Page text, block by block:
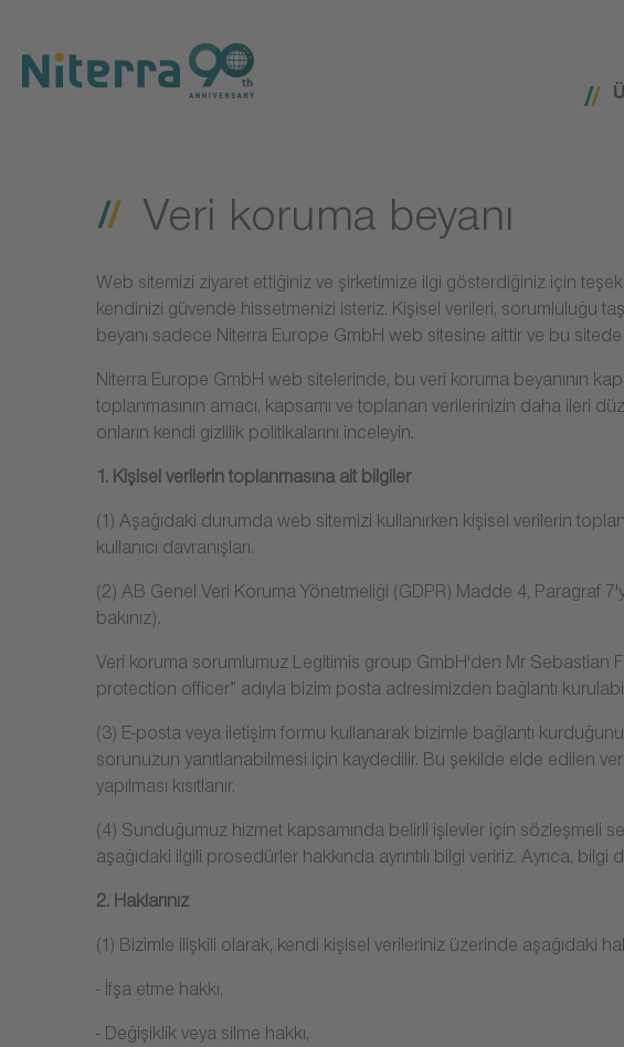
main
navigation
main
content
footer
Veri koruma beyanı
Web sitemizi ziyaret ettiğiniz ve şirketimize ilgi gösterdiğiniz için
kendinizi güvende hissetmenizi isteriz. Kişisel verileri, sorumluluğu
beyanı sadece Niterra Europe GmbH web sitesine aittir ve bu
Niterra Europe GmbH web sitelerinde, bu veri koruma beyanının
toplanmasının amacı, kapsamı ve toplanan verilerinizin daha ileri
onların kendi gizlilik politikalarını inceleyin.
1. Kişisel verilerin toplanmasına ait bilgiler
(1) Aşağıdaki durumda web sitemizi kullanırken kişisel verilerin
kullanıcı davranışları.
(2) AB Genel Veri Koruma Yönetmeliği (GDPR) Madde 4, Paragraf
bakınız).
Veri koruma sorumlumuz Legitimis group GmbH'den Mr Sebastian
protection officer” adıyla bizim posta adresimizden bağlantı
(3) E-posta veya iletişim formu kullanarak bizimle bağlantı
sorunuzun yanıtlanabilmesi için kaydedilir. Bu şekilde elde edilen
yapılması kısıtlanır.
(4) Sunduğumuz hizmet kapsamında belirli işlevler için sözleşmeli
aşağıdaki ilgili prosedürler hakkında ayrıntılı bilgi veririz. Ayrıca,
2. Haklarınız
(1) Bizimle ilişkili olarak, kendi kişisel verileriniz üzerinde aşağıdaki
- İfşa etme hakkı,
- Değişiklik veya silme hakkı,